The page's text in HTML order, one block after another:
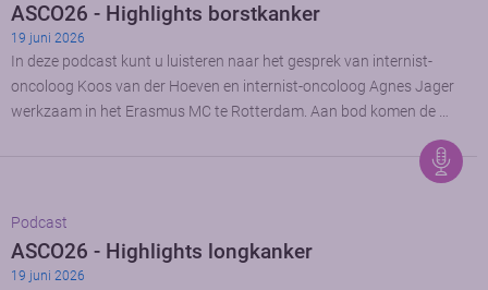
ASCO26 - Highlights borstkanker
19 juni 2026
In deze podcast kunt u luisteren naar het gesprek van internist-
oncoloog Koos van der Hoeven en internist-oncoloog Agnes Jager
werkzaam in het Erasmus MC te Rotterdam. Aan bod komen de …
Podcast
ASCO26 - Highlights longkanker
19 juni 2026